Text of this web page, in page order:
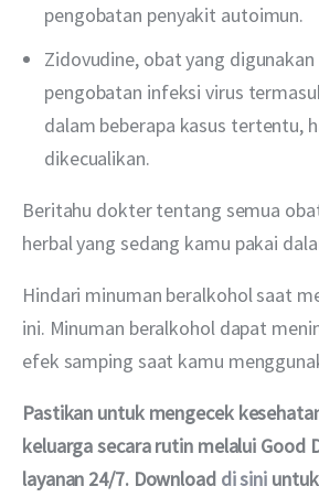
pengobatan penyakit autoimun.
Zidovudine, obat yang
pengobatan infeksi virus
dalam beberapa kasus tertentu,
dikecualikan.
Beritahu dokter tentang semua
herbal yang sedang kamu pakai
Hindari minuman beralkohol saat
ini. Minuman beralkohol dapat
efek samping saat kamu
Pastikan untuk mengecek
keluarga secara rutin melalui Good
layanan 24/7. Download di sini